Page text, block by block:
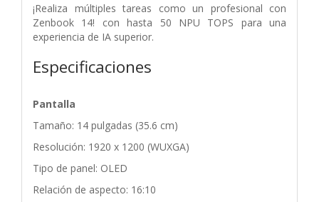
¡Realiza múltiples tareas como un profesional con
Zenbook 14! con hasta 50 NPU TOPS para una
experiencia de IA superior.
Especificaciones
Pantalla
Tamaño: 14 pulgadas (35.6 cm)
Resolución: 1920 x 1200 (WUXGA)
Tipo de panel: OLED
Relación de aspecto: 16:10